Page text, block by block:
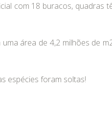
com 18 buracos, quadras
área de 4,2 milhões de
espécies foram soltas!